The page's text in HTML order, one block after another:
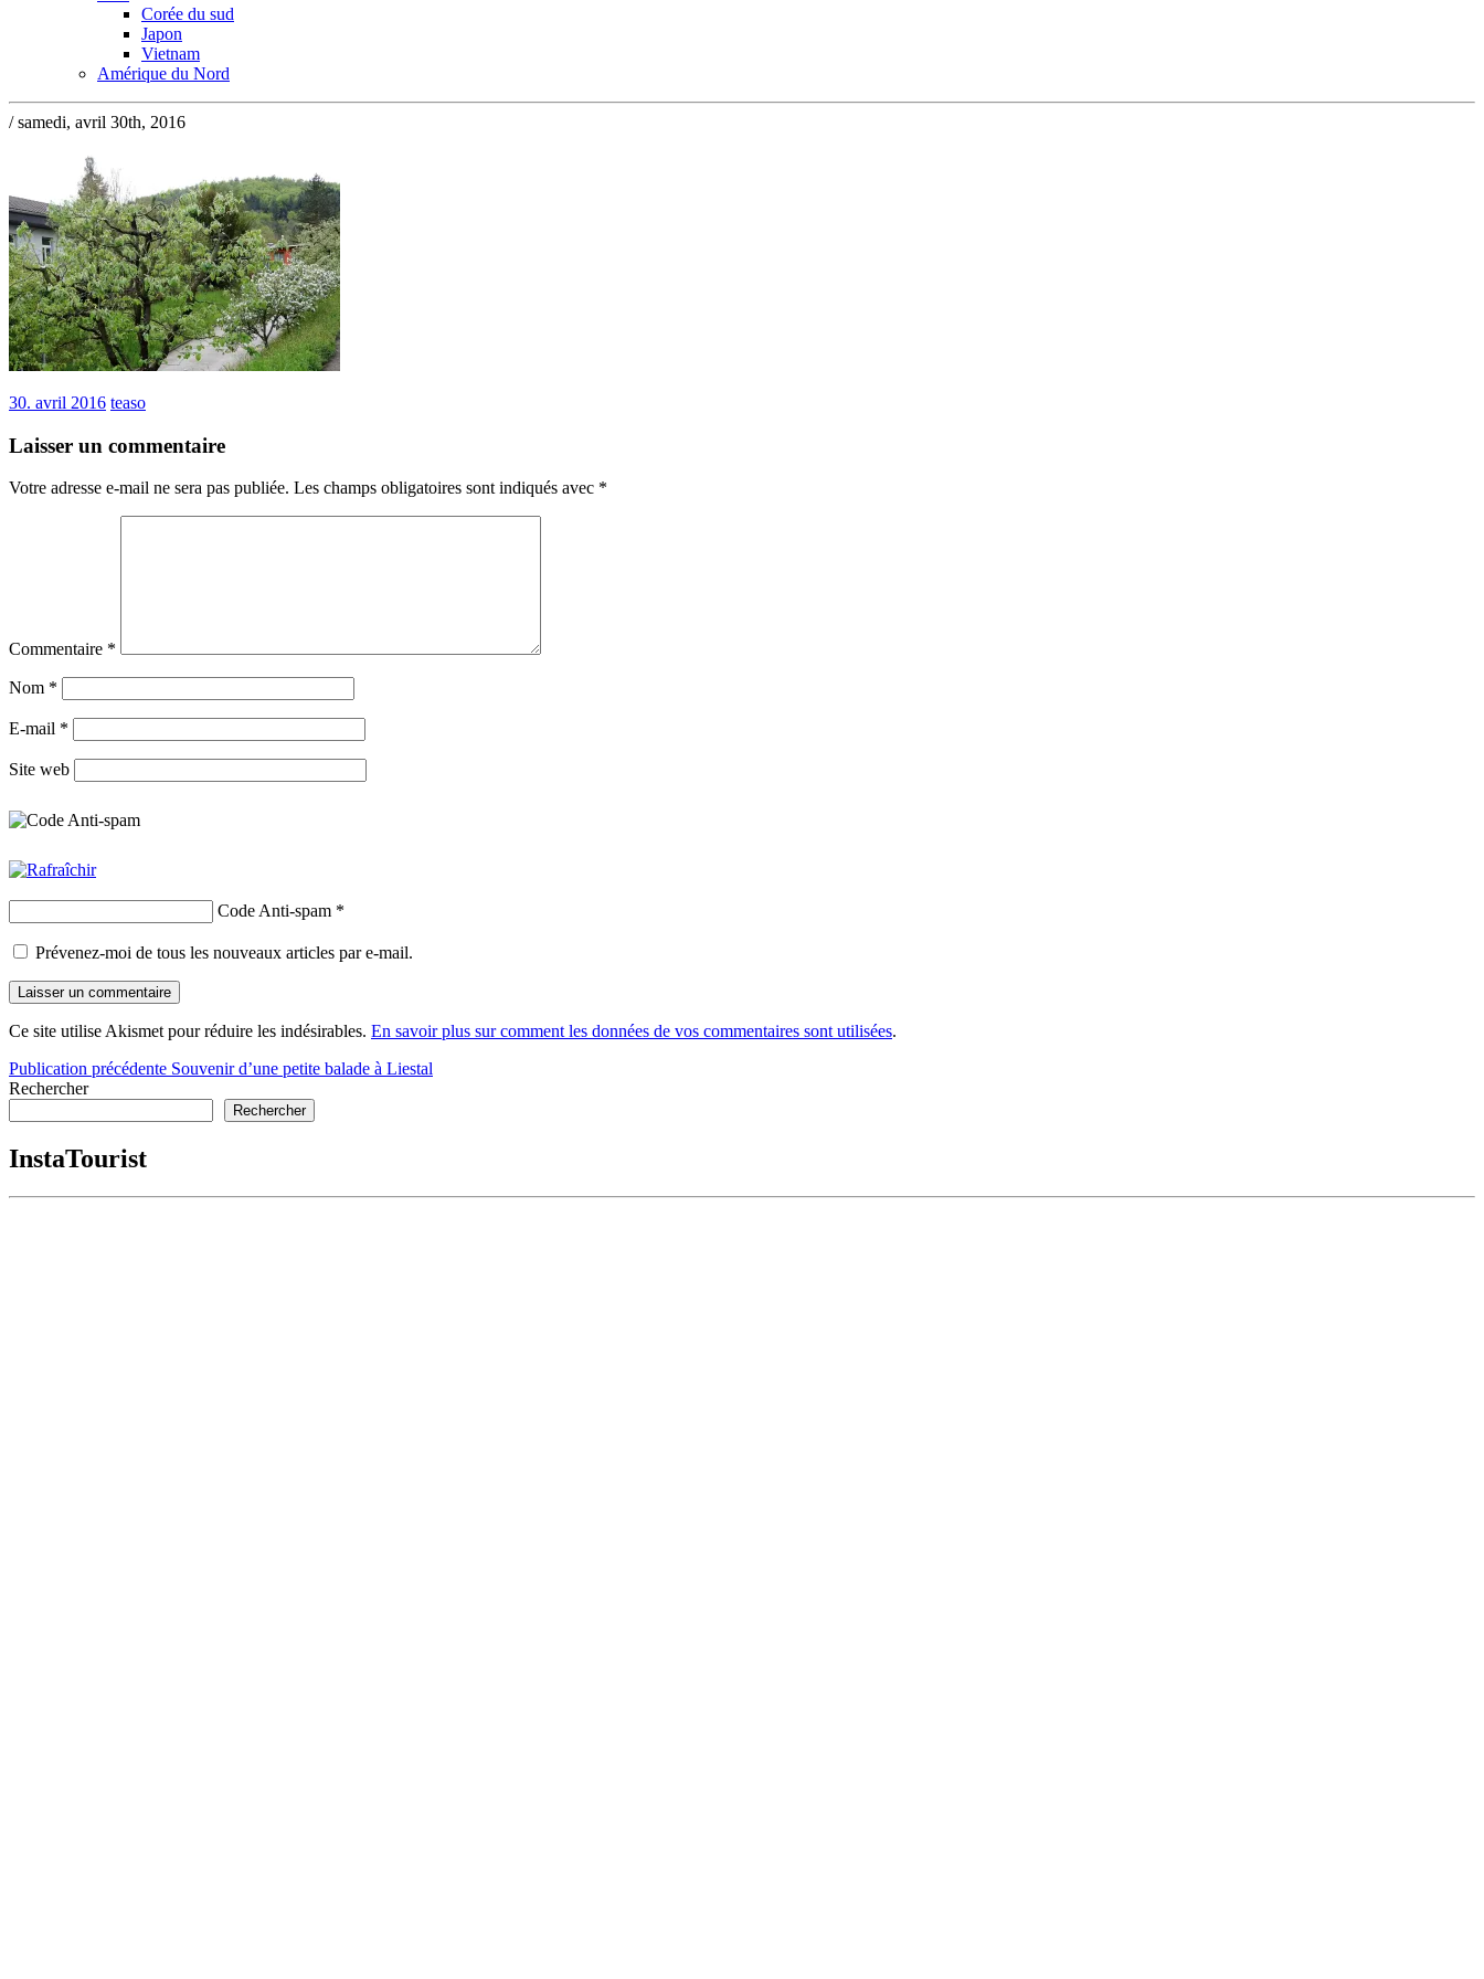
Corée du sud
Japon
Vietnam
Amérique du Nord
/ samedi, avril 30th, 2016
30. avril 2016 teaso
Laisser un commentaire
Votre adresse e-mail ne sera pas publiée. Les champs obligatoires sont indiqués avec *
Commentaire *
Nom *
E-mail *
Site web
Code Anti-spam *
Prévenez-moi de tous les nouveaux articles par e-mail.
Ce site utilise Akismet pour réduire les indésirables. En savoir plus sur comment les données de vos commentaires sont utilisées.
Navigation
de
Publication précédente Souvenir d’une petite balade à Liestal
Rechercher
Rechercher
InstaTourist